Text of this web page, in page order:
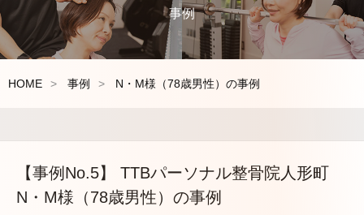
事例
HOME 事例 N・M様（78歳男性）の事例
【事例No.5】 TTBパーソナル整骨院人形町
N・M様（78歳男性）の事例